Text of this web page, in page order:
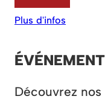
Plus d'infos
Découvrez